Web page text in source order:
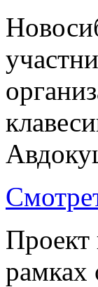
Проект
рамках